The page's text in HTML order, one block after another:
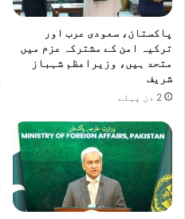
پاکستان، سعودی عرب اور
ترکیہ امن کے مشترکہ عزم میں
متحد ہیں، وزیراعظم شہباز
شریف
2 دن پہلے